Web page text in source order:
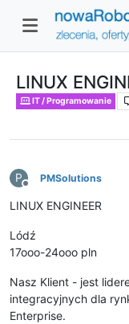
LINUX
IT / Programowanie
P
Niedostępny
PMSolutions
LINUX ENGINEER
Lódź
17ooo-24ooo pln
Nasz Klient - jest
integracyjnych dla
Enterprise.